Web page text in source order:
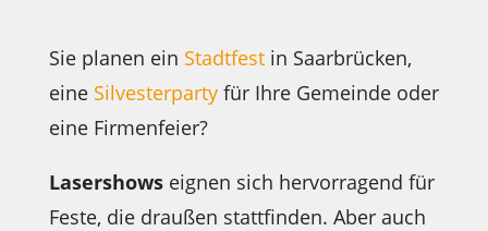
Sie planen ein Stadtfestin Saarbrücken,
eine Silvesterpartyfür Ihre Gemeinde oder
eine Firmenfeier?
Lasershowseignen sich hervorragend für
Feste, die draußen stattfinden. Aber auch